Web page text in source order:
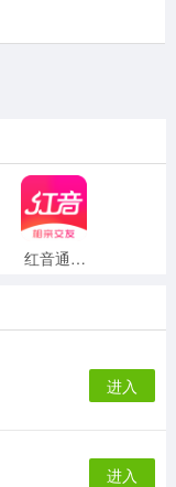
红音通用版
进入
进入